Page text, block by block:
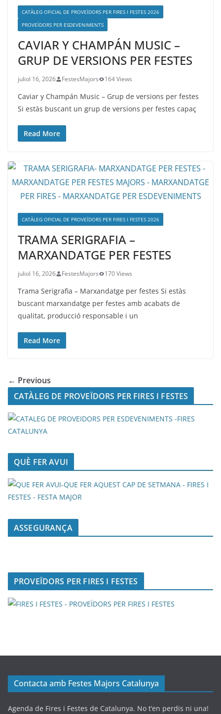
CATÀLEG OFICIAL DE PROVEÏDORS PER FIRES I FESTES 2026
PROVEÏDORS PER ESDEVENIMENTS
CAVIAR Y CHAMPÁN MUSIC –
GRUP DE VERSIONS PER FESTES
juliol 16, 2026 FestesMajors 164 Views
Caviar y Champán Music – Grup de versions per festes
Si estàs buscant un grup de versions per festes capaç
Read More
CATÀLEG OFICIAL DE PROVEÏDORS PER FIRES I FESTES 2026
TRAMA SERIGRAFIA –
MARXANDATGE PER FESTES
juliol 16, 2026 FestesMajors 170 Views
Trama Serigrafia – Marxandatge per festes Si estàs
buscant marxandatge per festes amb acabats de
qualitat, producció responsable i un
Read More
← Previous
CATÀLEG DE PROVEÏDORS PER FIRES I FESTES
QUÈ FER AVUI
ASSEGURANÇA
PROVEÏDORS PER FIRES I FESTES
Contacta amb Festes Majors Catalunya
Agenda de Fires i Festes de Catalunya. No t’en perdis ni una!